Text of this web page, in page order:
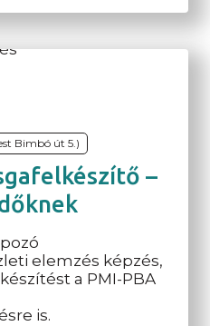
Bimbó út 5.)
–
elemzés képzés,
a PMI-PBA
is.